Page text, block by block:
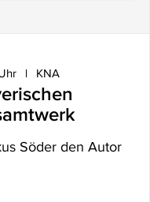
KNA
Söder den Autor